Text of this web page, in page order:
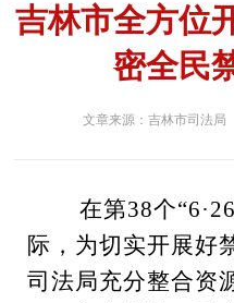
吉林市全方位
密全民
文章来源：吉林市司法局
在第38个
际，为切实开展好
司法局充分整合资